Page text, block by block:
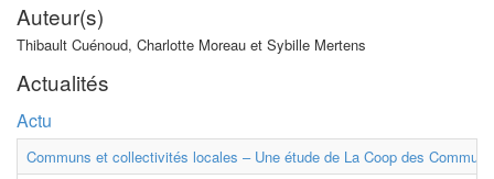
Auteur(s)
Thibault Cuénoud, Charlotte Moreau et Sybille Mertens
Actualités
Actu
Communs et collectivités locales – Une étude de La Coop des